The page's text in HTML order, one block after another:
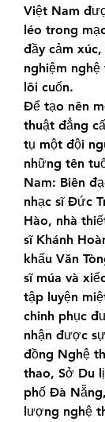
Việt Nam
léo trong
đầy cảm
nghiệm nghệ
lôi cuốn.
Để tạo nên
thuật đẳng
tụ một đội
những tên
Nam: Biên
nhạc sĩ Đức
Hào, nhà
sĩ Khánh
khấu Văn
sĩ múa và
tập luyện
chinh phục
nhận được
đồng Nghệ
thao, Sở Du
phố Đà
lượng nghệ